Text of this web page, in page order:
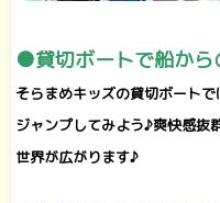
●貸切ボートで船から
そらまめキッズの貸切ボート
ジャンプしてみよう♪爽快感抜
世界が広がります♪